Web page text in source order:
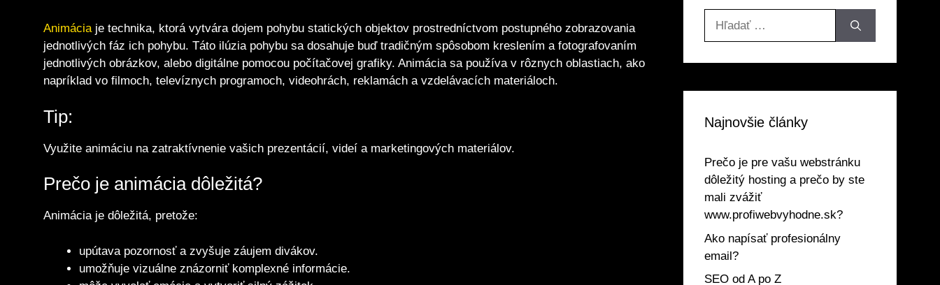
Animáciaje technika, ktorá vytvára dojem pohybu statických objektov prostredníctvom postupného zobrazovania
jednotlivých fáz ich pohybu. Táto ilúzia pohybu sa dosahuje buď tradičným spôsobom kreslením a fotografovaním
jednotlivých obrázkov, alebo digitálne pomocou počítačovej grafiky. Animácia sa používa v rôznych oblastiach, ako
napríklad vo filmoch, televíznych programoch, videohrách, reklamách a vzdelávacích materiáloch.
Tip:
Využite animáciu na zatraktívnenie vašich prezentácií, videí a marketingových materiálov.
Prečo je animácia dôležitá?
Animácia je dôležitá, pretože:
upútava pozornosť a zvyšuje záujem divákov.
umožňuje vizuálne znázorniť komplexné informácie.
Najnovšie články
Prečo je pre vašu webstránku
dôležitý hosting a prečo by ste
mali zvážiť
www.profiwebvyhodne.sk?
Ako napísať profesionálny
email?
SEO od A po Z